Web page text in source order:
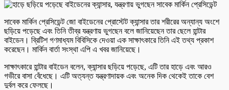
সাবেক মার্কিন প্রেসিডেন্ট জো বাইডেনের প্রোস্টেট ক্যান্সার তার শরীরের অন্যান্য অংশে
ছড়িয়ে পড়েছে এবং তিনি তীব্র যন্ত্রণায় ভুগছেন বলে জানিয়েছেন তার ছেলে হান্টার
বাইডেন। ব্রিটিশ গণমাধ্যম বিবিসিকে দেওয়া এক সাক্ষাৎকারে তিনি এই তথ্য প্রকাশ
করেছেন। মার্কিন বার্তা সংস্থা এপি এ খবর জানিয়েছে।
সাক্ষাৎকারে হান্টার বাইডেন বলেন, ক্যান্সার ছড়িয়ে পড়েছে, এটি তার হাড়ে এবং আরও
গভীরে বাসা বেঁধেছে। এটি অত্যন্ত যন্ত্রণাদায়ক এবং অনেক দিক থেকেই তাকে বেশ
দুর্বল করে ফেলছে।